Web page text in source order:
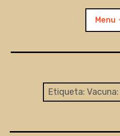
Menu
Entrada de incidencias o
Etiqueta: